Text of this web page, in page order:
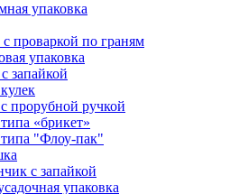
упаковка
с проваркой по граням
упаковка
запайкой
прорубной ручкой
«брикет»
"Флоу-пак"
с запайкой
упаковка